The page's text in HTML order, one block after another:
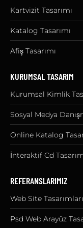
Kartvizit Tasarımı
Katalog Tasarımı
Afiş Tasarımı
KURUMSAL TASARIM
Kurumsal Kimlik
Sosyal Medya
Online Katalog
İnteraktif Cd
REFERANSLARIMIZ
Web Site Tasarımları
Psd Web Arayüz